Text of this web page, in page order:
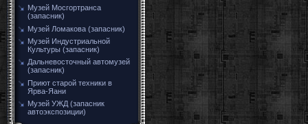
Музей Мосгортранса
(запасник)
Музей Ломакова (запасник)
Музей Индустриальной
Культуры (запасник)
Дальневосточный автомузей
(запасник)
Приют старой техники в
Ярва-Яани
Музей УЖД (запасник
автоэкспозиции)